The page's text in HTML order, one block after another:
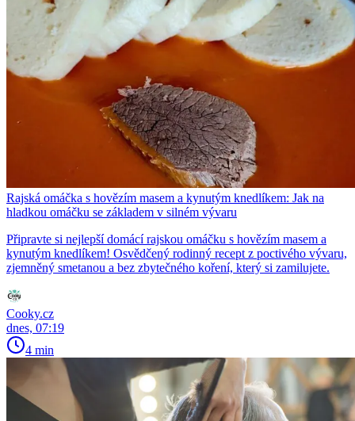
Rajská omáčka s hovězím masem a kynutým knedlíkem: Jak na
hladkou omáčku se základem v silném vývaru
Připravte si nejlepší domácí rajskou omáčku s hovězím masem a
kynutým knedlíkem! Osvědčený rodinný recept z poctivého vývaru,
zjemněný smetanou a bez zbytečného koření, který si zamilujete.
Cooky.cz
dnes, 07:19
4 min